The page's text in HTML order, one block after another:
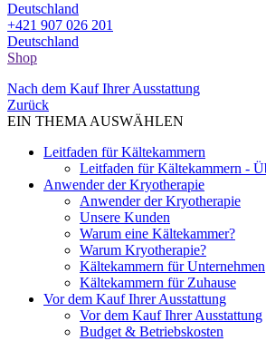
Deutschland
+421 907 026 201
Deutschland
Shop
Nach dem Kauf Ihrer Ausstattung
Zurück
EIN THEMA AUSWÄHLEN
Leitfaden für Kältekammern
Leitfaden für Kältekammern -
Anwender der Kryotherapie
Anwender der Kryotherapie
Unsere Kunden
Warum eine Kältekammer?
Warum Kryotherapie?
Kältekammern für Unternehmen
Kältekammern für Zuhause
Vor dem Kauf Ihrer Ausstattung
Vor dem Kauf Ihrer Ausstattung
Budget & Betriebskosten